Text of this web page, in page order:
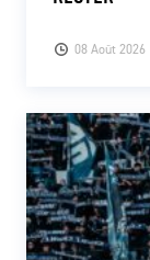
08 Août 2026